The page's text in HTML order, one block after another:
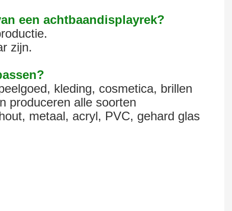
een achtbaandisplayrek?
zijn.
kleding, cosmetica, brillen
produceren alle soorten
metaal, acryl, PVC, gehard glas